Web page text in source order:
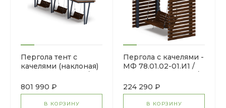
Пергола тент с
качелями (наклоная)
поликарбонатом/
801 990 ₽
В КОРЗИНУ
Пергола с качелями -
МФ 78.01.02-01.И1 /
224 290 ₽
В КОРЗИНУ